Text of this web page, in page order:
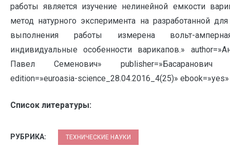
работы является изучение нелинейной емкости
метод натурного эксперимента на разработанной
выполнения работы измерена вольт-
индивидуальные особенности варикапов.»
Павел Семенович» publisher=»Басаранович
edition=»euroasia-science_28.04.2016_4(25)»
Список литературы:
РУБРИКА: ТЕХНИЧЕСКИЕ НАУКИ